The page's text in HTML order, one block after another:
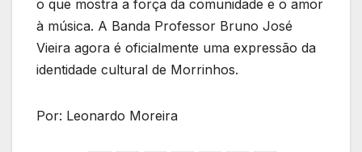
o que mostra a força da comunidade e o amor
à música. A Banda Professor Bruno José
Vieira agora é oficialmente uma expressão da
identidade cultural de Morrinhos.
Por: Leonardo Moreira